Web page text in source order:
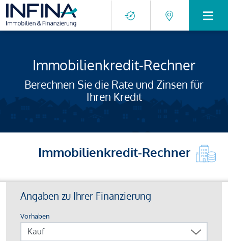
Immobilienkredit-Rechner
Berechnen Sie die Rate und Zinsen für
Ihren Kredit
Immobilienkredit-Rechner